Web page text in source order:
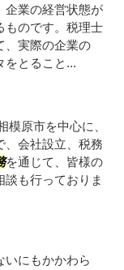
企業の経営状態が
ものです。税理士
、実際の企業の
をとること...
原市を中心に、
、会社設立、税務
を通じて、皆様の
談も行っておりま
いにもかかわら